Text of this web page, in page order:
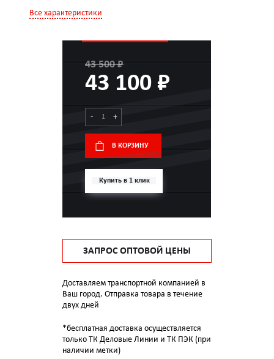
Все характеристики
43 500 ₽
43 100 ₽
- +
В КОРЗИНУ
Купить в 1 клик
ЗАПРОС ОПТОВОЙ ЦЕНЫ
Доставляем транспортной компанией в
Ваш город. Отправка товара в течение
двух дней
*бесплатная доставка осуществляется
только ТК Деловые Линии и ТК ПЭК (при
наличии метки)